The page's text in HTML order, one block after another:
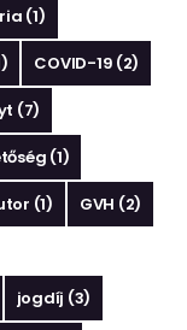
(1)
COVID-19 (2)
(7)
(1)
(1) GVH (2)
jogdíj (3)